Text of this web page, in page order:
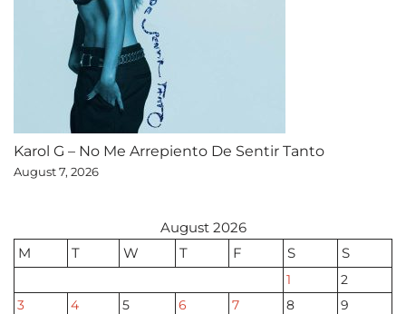
Karol G – No Me Arrepiento De Sentir Tanto
August 7, 2026
August 2026
M
T W T F S S
1
2
3
4 5 6 7 8
9